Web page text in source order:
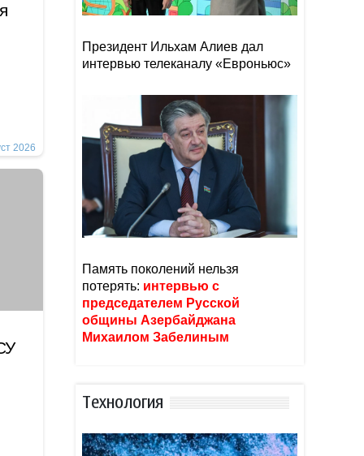
2026
Президент Ильхам Алиев дал
интервью телеканалу «Евроньюс»
Память поколений нельзя
потерять: интервью с
председателем Русской
общины Азербайджана
Михаилом Забелиным
Тexнoлoгия